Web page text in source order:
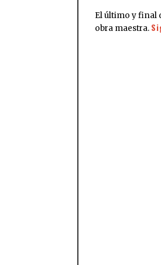
El último y final
obra maestra.